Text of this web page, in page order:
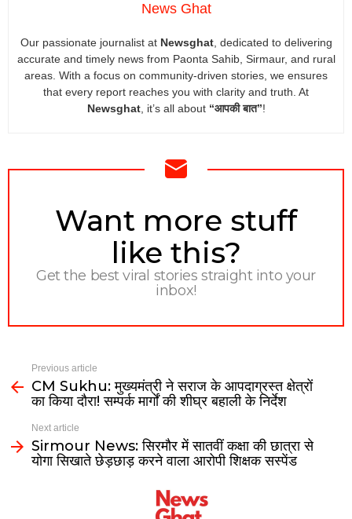
News Ghat
Our passionate journalist at Newsghat, dedicated to delivering
accurate and timely news from Paonta Sahib, Sirmaur, and rural
areas. With a focus on community-driven stories, we ensures
that every report reaches you with clarity and truth. At
Newsghat, it’s all about “आपकी बात”!
NEWSLETTER
Want more stuff
like this?
Get the best viral stories straight into your
inbox!
Previous article
CM Sukhu: मुख्यमंत्री ने सराज के आपदाग्रस्त क्षेत्रों
का किया दौरा! सम्पर्क मार्गों की शीघ्र बहाली के निर्देश
Next article
Sirmour News: सिरमौर में सातवीं कक्षा की छात्रा से
योगा सिखाते छेड़छाड़ करने वाला आरोपी शिक्षक सस्पेंड